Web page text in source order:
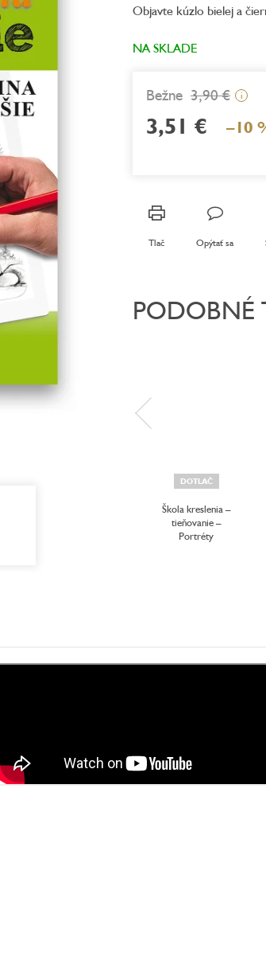
je
Objavte kúzlo bielej a
NA SKLADE
3,90 € i
3,51 € –10
Tlač Opýtať sa
PODOBNÉ
DOTLAČ
Škola kreslenia –
tieňovanie –
Portréty